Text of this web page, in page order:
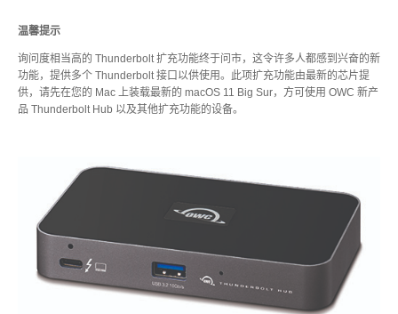
温馨提示
询问度相当高的 Thunderbolt 扩充功能终于问市，这令许多人都感到兴奋的新
功能，提供多个 Thunderbolt 接口以供使用。此项扩充功能由最新的芯片提
供，请先在您的 Mac 上装载最新的 macOS 11 Big Sur，方可使用 OWC 新产
品 Thunderbolt Hub 以及其他扩充功能的设备。